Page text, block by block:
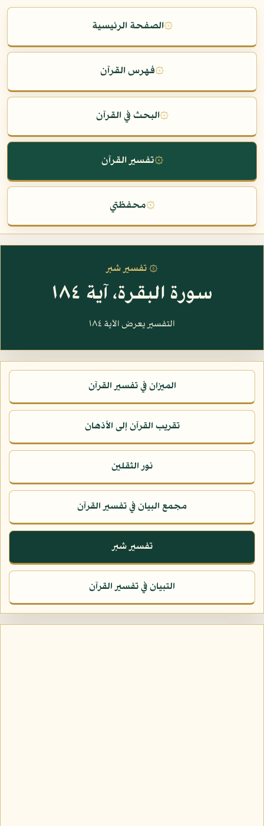
۞الصفحة الرئيسية
۞فهرس القرآن
۞البحث في القرآن
۞تفسير القرآن
۞محفظتي
۞ تفسير شبر
سورة البقرة، آية ١٨٤
التفسير يعرض الآية ١٨٤
الميزان في تفسير القرآن
تقريب القرآن إلى الأذهان
نور الثقلين
مجمع البيان في تفسير القرآن
تفسير شبر
التبيان في تفسير القرآن